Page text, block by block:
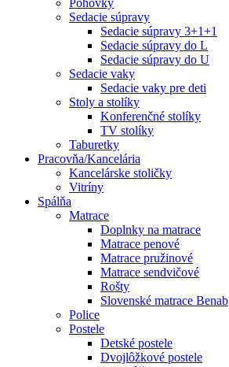
Sedacie súpravy
Sedacie súpravy 3+1+1
Sedacie súpravy do L
Sedacie súpravy do U
Sedacie vaky
Sedacie vaky pre deti
Stoly a stolíky
Konferenčné stolíky
TV stolíky
Taburetky
Pracovňa/Kancelária
Kancelárske stoličky
Vitríny
Spálňa
Matrace
Doplnky na matrace
Matrace penové
Matrace pružinové
Matrace sendvičové
Rošty
Slovenské matrace Benab
Police
Postele
Detské postele
Dvojlôžkové postele